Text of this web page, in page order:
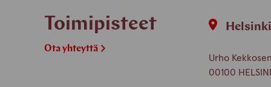
Toimipisteet
Ota yhteyttä
Helsinki
Urho
00100